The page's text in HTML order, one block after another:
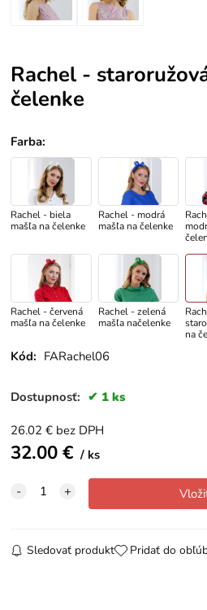
Rachel -
čelenke
Farba:
Rachel - biela
mašľa na čelenke
Rachel - modrá
mašľa na čelenke
Rachel - červená
mašľa na čelenke
Rachel - zelená
mašľa načelenke
na
Kód: FARachel06
Dostupnosť: 1 ks
26.02 € bez DPH
32.00€ ks
Sledovať produkt Pridať do